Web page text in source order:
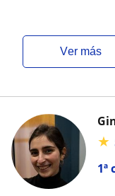
ver más
1ª
★